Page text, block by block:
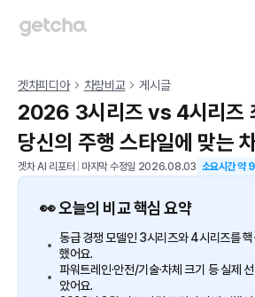
겟차피디아 차량비교 게시글
2026 3시리즈 vs 4시리즈
당신의 주행 스타일에 맞는
겟차 AI 리포터 마지막 수정일 2026.08.03 소요시간 약9
👀 오늘의 비교 핵심 요약
동급 경쟁 모델인 3시리즈와 4시리즈를
했어요.
파워트레인·안전/기술·차체 크기 등 실제
았어요.